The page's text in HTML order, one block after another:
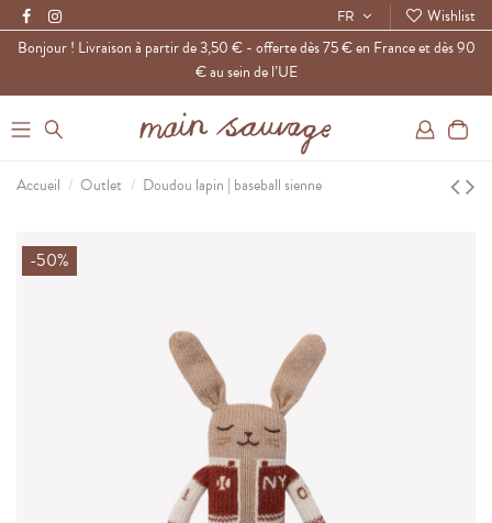
Bonjour ! Livraison à partir de 3,50 € - offerte dès 75 € en France et dès 90
€ au sein de l’UE
FR Wishlist
0
Accueil Outlet Doudou lapin | baseball sienne
-50%